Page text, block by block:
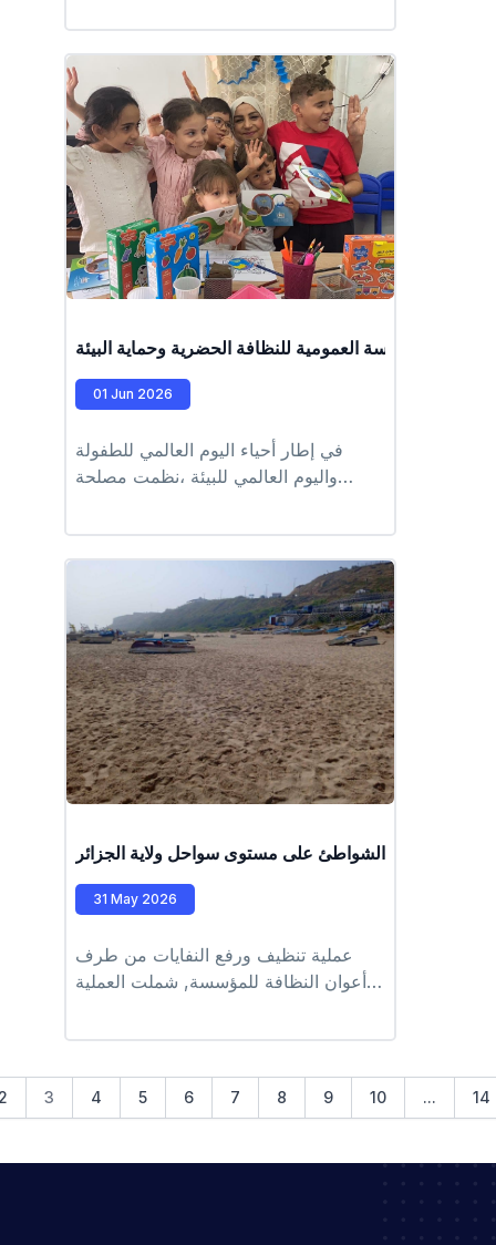
من طرف المؤسسة العمومية للنظافة الحضرية وحماية البيئة
01 Jun 2026
في إطار أحياء اليوم العالمي للطفولة
واليوم العالمي للبيئة ،نظمت مصلحة
المؤسسة والتعاون مع اطارات المؤسسة،
يوما تحسيسيا للفائدة أطفال عمال
المؤسسة، وذلك تجسيد وحرص المؤسسة
على تعزيز البعد الاجتماعي والتوعوي
وترسيخ القيم البيئية للفئة الناشئة. كما
تهدف إلى تنمية الوعي البيئي وتعزيز روح
الانتماء والتواصل (مصلحة التحسيس
والاتصال)
عملية تنظيف الشواطئ على مستوى سواحل ولاية الجزائر
31 May 2026
عملية تنظيف ورفع النفايات من طرف
أعوان النظافة للمؤسسة, شملت العملية
3 4 5 6 7 8 9 10 ... 14